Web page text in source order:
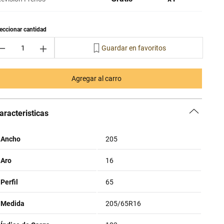
＋
Agregar al carro
Ancho 205
Aro 16
Perfil 65
Medida 205/65R16